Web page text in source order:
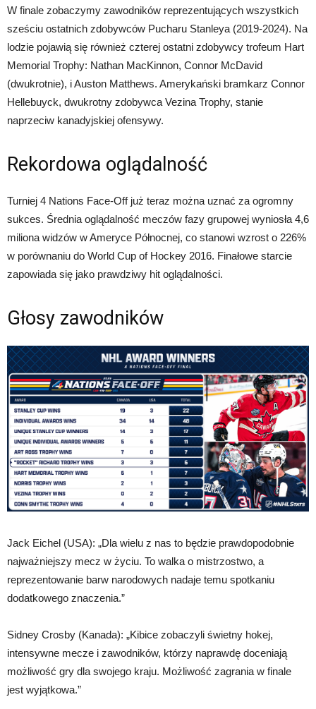
W finale zobaczymy zawodników reprezentujących wszystkich
sześciu ostatnich zdobywców Pucharu Stanleya (2019-2024). Na
lodzie pojawią się również czterej ostatni zdobywcy trofeum Hart
Memorial Trophy: Nathan MacKinnon, Connor McDavid
(dwukrotnie), i Auston Matthews. Amerykański bramkarz Connor
Hellebuyck, dwukrotny zdobywca Vezina Trophy, stanie
naprzeciw kanadyjskiej ofensywy.
Rekordowa oglądalność
Turniej 4 Nations Face-Off już teraz można uznać za ogromny
sukces. Średnia oglądalność meczów fazy grupowej wyniosła 4,6
miliona widzów w Ameryce Północnej, co stanowi wzrost o 226%
w porównaniu do World Cup of Hockey 2016. Finałowe starcie
zapowiada się jako prawdziwy hit oglądalności.
Głosy zawodników
Jack Eichel (USA): „Dla wielu z nas to będzie prawdopodobnie
najważniejszy mecz w życiu. To walka o mistrzostwo, a
reprezentowanie barw narodowych nadaje temu spotkaniu
dodatkowego znaczenia.”
Sidney Crosby (Kanada): „Kibice zobaczyli świetny hokej,
intensywne mecze i zawodników, którzy naprawdę doceniają
możliwość gry dla swojego kraju. Możliwość zagrania w finale
jest wyjątkowa.”